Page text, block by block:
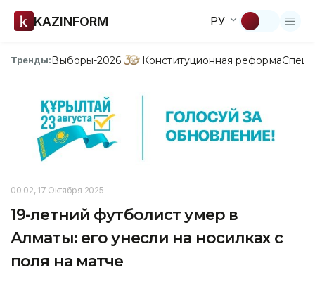
KAZINFORM РУ
Тренды:Выборы-2026 Конституционная реформа
00:02, 17 Октября 2025
19-летний футболист умер в
Алматы: его унесли на носилках с
поля на матче